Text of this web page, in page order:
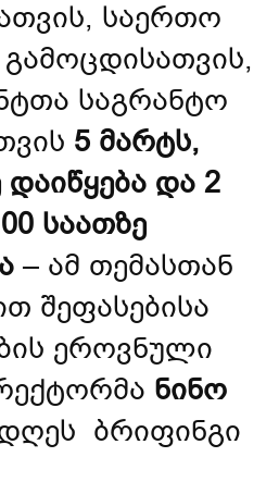
საერთო
საგრანტო
5 მარტს,
დაიწყება და 2
საათზე
– ამ თემასთან
შეფასებისა
ეროვნული
ნინო
ბრიფინგი